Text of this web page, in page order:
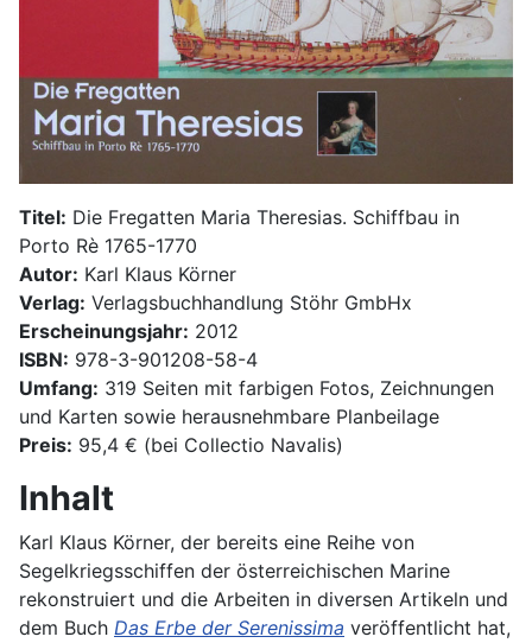
Titel: Die Fregatten Maria Theresias. Schiffbau in
Porto Rè 1765-1770
Autor: Karl Klaus Körner
Verlag: Verlagsbuchhandlung Stöhr GmbHx
Erscheinungsjahr: 2012
ISBN: 978-3-901208-58-4
Umfang: 319 Seiten mit farbigen Fotos, Zeichnungen
und Karten sowie herausnehmbare Planbeilage
Preis: 95,4 € (bei Collectio Navalis)
Inhalt
Karl Klaus Körner, der bereits eine Reihe von
Segelkriegsschiffen der österreichischen Marine
rekonstruiert und die Arbeiten in diversen Artikeln und
dem Buch Das Erbe der Serenissima veröffentlicht hat,